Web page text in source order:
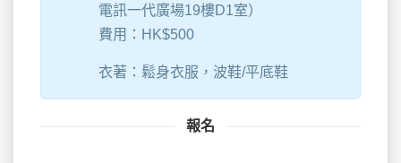
電訊一代廣場19樓D1室）
費用：HK$500
衣著：鬆身衣服，波鞋/平底鞋
報名